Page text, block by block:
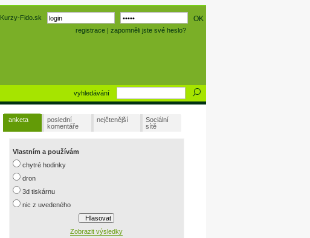
registrace | zapomněli jste své heslo?
Kurzy-Fido.sk
vyhledávání
anketa
poslední
komentáře
nejčtenější
Sociální
sítě
Vlastním a používám
chytré hodinky
dron
3d tiskárnu
nic z uvedeného
Zobrazit výsledky